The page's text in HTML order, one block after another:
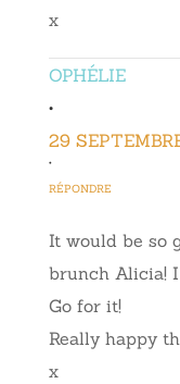
x
OPHÉLIE
•
29
•
RÉPONDRE
It would be so
brunch Alicia! I
Go for it!
Really happy
x